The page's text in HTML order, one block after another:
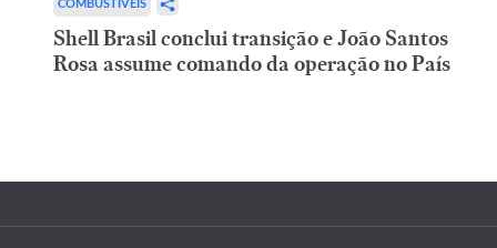
COMBUSTÍVEIS
Shell Brasil conclui transição e João Santos
Rosa assume comando da operação no País